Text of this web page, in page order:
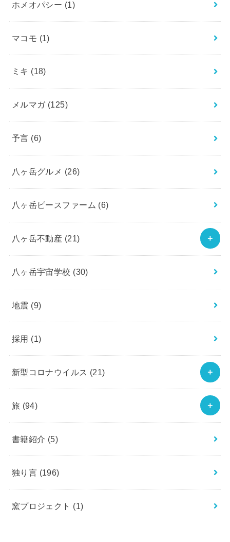
ホメオパシー (1)
マコモ (1)
ミキ (18)
メルマガ (125)
予言 (6)
八ヶ岳グルメ (26)
八ヶ岳ピースファーム (6)
八ヶ岳不動産 (21)
八ヶ岳宇宙学校 (30)
地震 (9)
採用 (1)
新型コロナウイルス (21)
旅 (94)
書籍紹介 (5)
独り言 (196)
窯プロジェクト (1)